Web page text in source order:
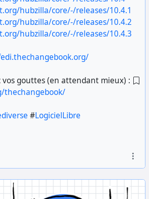
hubzilla/core/-/releases/10.4.1
hubzilla/core/-/releases/10.4.2
hubzilla/core/-/releases/10.4.3
vos gouttes (en attendant mieux) :
thechangebook/
#LogicielLibre